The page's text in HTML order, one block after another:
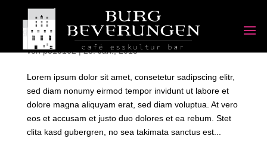
Projekt 7
vonp510162|28. Jan., 2015
Lorem ipsum dolor sit amet, consetetur sadipscing elitr,
sed diam nonumy eirmod tempor invidunt ut labore et
dolore magna aliquyam erat, sed diam voluptua. At vero
eos et accusam et justo duo dolores et ea rebum. Stet
clita kasd gubergren, no sea takimata sanctus est...